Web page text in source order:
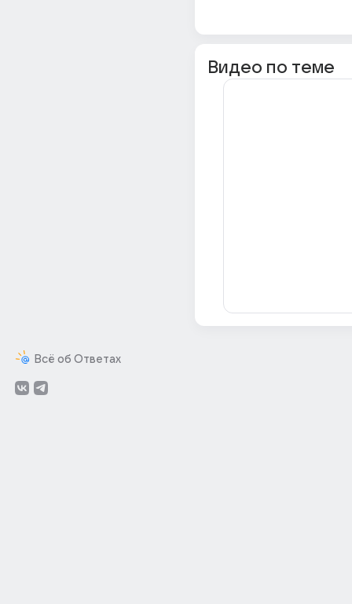
Всё об Ответах
Видео по теме